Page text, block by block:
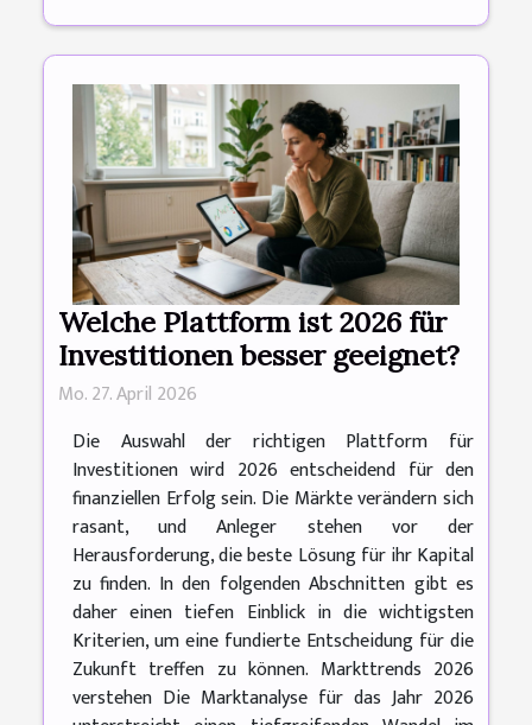
Welche Plattform ist 2026 für
Investitionen besser geeignet?
Mo. 27. April 2026
Die Auswahl der richtigen Plattform für
Investitionen wird 2026 entscheidend für den
finanziellen Erfolg sein. Die Märkte verändern sich
rasant, und Anleger stehen vor der
Herausforderung, die beste Lösung für ihr Kapital
zu finden. In den folgenden Abschnitten gibt es
daher einen tiefen Einblick in die wichtigsten
Kriterien, um eine fundierte Entscheidung für die
Zukunft treffen zu können. Markttrends 2026
verstehen Die Marktanalyse für das Jahr 2026